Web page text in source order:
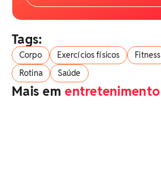
Tags:
Corpo Exercícios físicos Fitness
Rotina
Saúde
Mais ementretenimento